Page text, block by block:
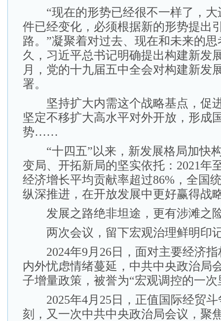
“现在的形势已经很不一样了，大
件已经变化，必须根据新的形势提出
路。”凝聚着对过去、现在和未来的
久，习近平总书记明确提出构建新发
月，党的十九届五中全会对构建新发
署。
坚持扩大内需这个战略基点，促
坚定不移扩大高水平对外开放，形成
势……
“十四五”以来，新发展格局加快
变局、开拓新局的坚实依托：2021年
经济增长平均贡献率超过86%，全国
纵深推进，在开放发展中更好赢得战
发展之路绝非坦途，更有涉滩之
两次会议，留下宏观治理鲜明印
2024年9月26日，面对主要经济指
内外忧虑情绪蔓延，中共中央政治局
子增量政策，被誉为“宏观调控的一
2025年4月25日，正值国际经贸斗
刻，又一次中共中央政治局会议，聚